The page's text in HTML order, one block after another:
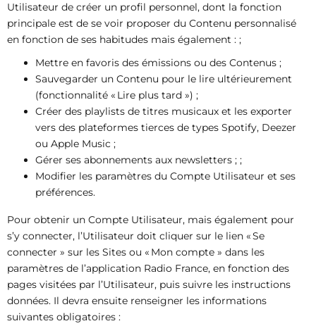
Utilisateur de créer un profil personnel, dont la fonction
principale est de se voir proposer du Contenu personnalisé
en fonction de ses habitudes mais également : ;
Mettre en favoris des émissions ou des Contenus ;
Sauvegarder un Contenu pour le lire ultérieurement
(fonctionnalité « Lire plus tard ») ;
Créer des playlists de titres musicaux et les exporter
vers des plateformes tierces de types Spotify, Deezer
ou Apple Music ;
Gérer ses abonnements aux newsletters ; ;
Modifier les paramètres du Compte Utilisateur et ses
préférences.
Pour obtenir un Compte Utilisateur, mais également pour
s’y connecter, l’Utilisateur doit cliquer sur le lien « Se
connecter » sur les Sites ou « Mon compte » dans les
paramètres de l’application Radio France, en fonction des
pages visitées par l’Utilisateur, puis suivre les instructions
données. Il devra ensuite renseigner les informations
suivantes obligatoires :